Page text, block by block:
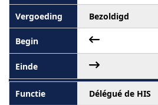
Bezoldigd
Délégué de HIS